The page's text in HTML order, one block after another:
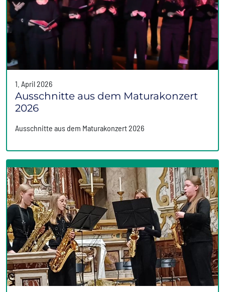
1. April 2026
Ausschnitte aus dem Maturakonzert
2026
Ausschnitte aus dem Maturakonzert 2026